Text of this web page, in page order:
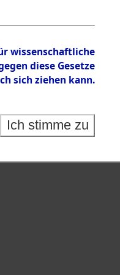
wissenschaftliche
diese Gesetze
sich ziehen kann.
Ich stimme zu